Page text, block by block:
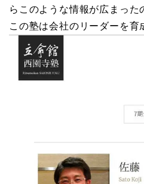
らこのような情報が広まった
この塾は会社のリーダーを育